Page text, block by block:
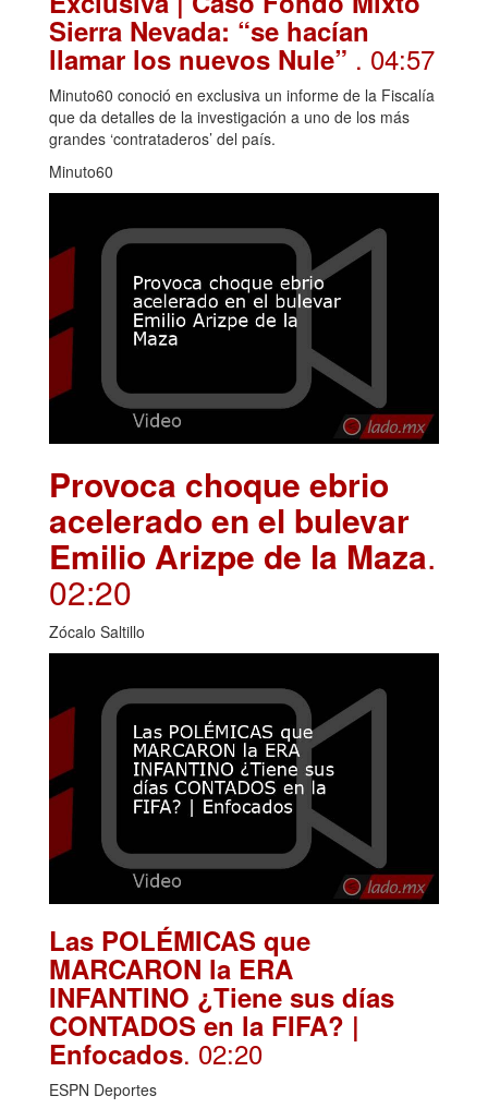
Sierra Nevada: “se hacían
llamar los nuevos Nule” . 04:57
Minuto60 conoció en exclusiva un informe de la Fiscalía
que da detalles de la investigación a uno de los más
grandes ‘contrataderos’ del país.
Minuto60
Provoca choque ebrio
acelerado en el bulevar
Emilio Arizpe de la Maza.
02:20
Zócalo Saltillo
Las POLÉMICAS que
MARCARON la ERA
INFANTINO ¿Tiene sus días
CONTADOS en la FIFA? |
Enfocados. 02:20
ESPN Deportes